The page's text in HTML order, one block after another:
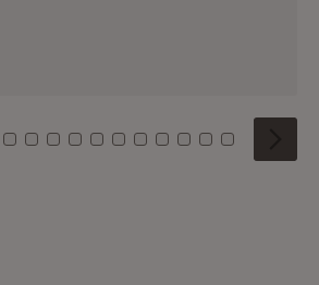
0 1 2
Kachel: 3
Zu Kachel: 4
Zu Kachel: 5
Zu Kachel: 6
Zu Kachel: 7
Zu Kachel: 8
Zu Kachel: 9
Zu Kachel: 10
Zu Kachel: 11
Zu Kachel: 12
Zu Kachel:
Zu